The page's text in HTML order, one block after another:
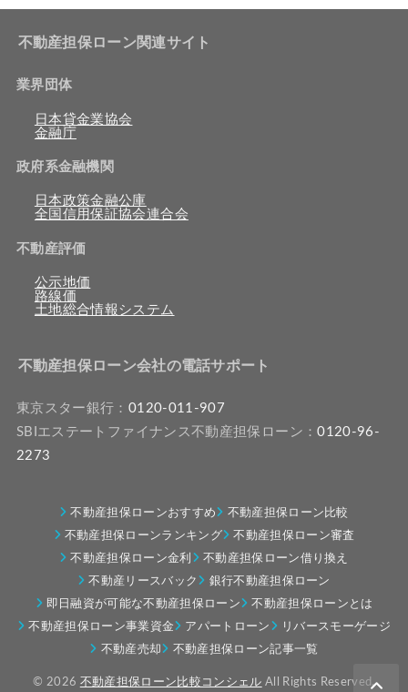
不動産担保ローン関連サイト
業界団体
日本貸金業協会
金融庁
政府系金融機関
日本政策金融公庫
全国信用保証協会連合会
不動産評価
公示地価
路線価
土地総合情報システム
不動産担保ローン会社の電話サポート
東京スター銀行： 0120-011-907
SBIエステートファイナンス不動産担保ローン：0120-96-
2273
不動産担保ローンおすすめ
不動産担保ローン比較
不動産担保ローンランキング
不動産担保ローン審査
不動産担保ローン金利
不動産担保ローン借り換え
不動産リースバック
銀行不動産担保ローン
即日融資が可能な不動産担保ローン
不動産担保ローンとは
不動産担保ローン事業資金
アパートローン
リバースモーゲージ
不動産売却
不動産担保ローン記事一覧
© 2026 不動産担保ローン比較コンシェル All Rights Reserved.